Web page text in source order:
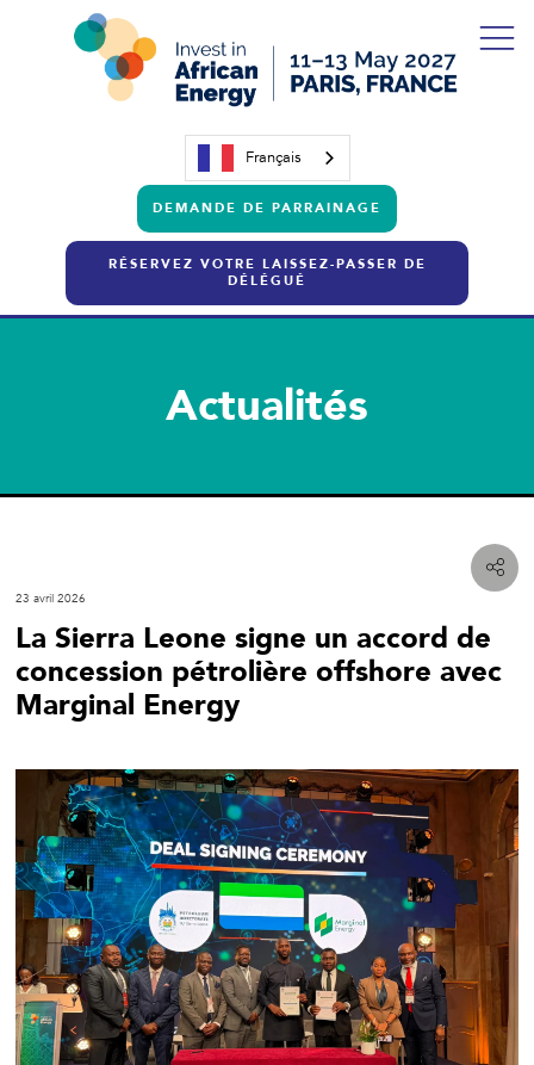
Français
DEMANDE DE PARRAINAGE
RÉSERVEZ VOTRE LAISSEZ-PASSER DE
DÉLÉGUÉ
Actualités
23 avril 2026
La Sierra Leone signe un accord de
concession pétrolière offshore avec
Marginal Energy